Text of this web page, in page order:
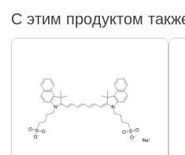
С этим продуктом